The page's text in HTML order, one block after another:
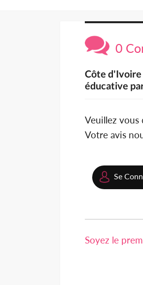
0
Côte d'Ivoire
éducative
Veuillez
Votre avis
Se
Soyez le